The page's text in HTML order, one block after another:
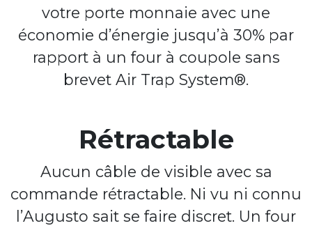
votre porte monnaie avec une
économie d’énergie jusqu’à 30% par
rapport à un four à coupole sans
brevet Air Trap System®.
Rétractable
Aucun câble de visible avec sa
commande rétractable. Ni vu ni connu
l’Augusto sait se faire discret. Un four